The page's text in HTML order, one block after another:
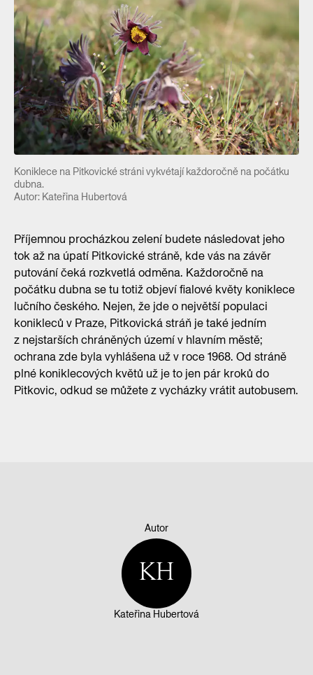
Koniklece na Pitkovické stráni vykvétají každoročně na počátku
dubna.
Autor: Kateřina Hubertová
Příjemnou procházkou zelení budete následovat jeho
tok až na úpatí Pitkovické stráně, kde vás na závěr
putování čeká rozkvetlá odměna. Každoročně na
počátku dubna se tu totiž objeví fialové květy koniklece
lučního českého. Nejen, že jde o největší populaci
konikleců v Praze, Pitkovická stráň je také jedním
z nejstarších chráněných území v hlavním městě;
ochrana zde byla vyhlášena už v roce 1968. Od stráně
plné koniklecových květů už je to jen pár kroků do
Pitkovic, odkud se můžete z vycházky vrátit autobusem.
Autor
KH
Kateřina Hubertová